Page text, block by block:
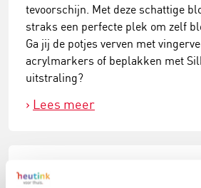
tevoorschijn. Met deze schattige
straks een perfecte plek om zelf
Ga jij de potjes verven met
acrylmarkers of beplakken met
uitstraling?
Lees meer